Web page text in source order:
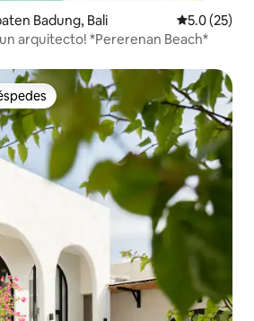
Badung, Bali Calificación
5.0 (25)
un arquitecto! *Pererenan Beach*
entre huéspedes